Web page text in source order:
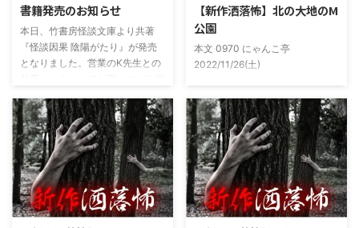
書籍発売のお知らせ
本日、竹書房怪談文庫より共著
『怪談因果 陰陽がたり』が発売
となりました。営業のK先生との
上げましたので内容の濃さ・面白
さは保証します。ぜひともご購入
くださいませ。 書影かっこいい
ですね！帯の煽り文句も最高です
(^^)v購入ページ
https://amzn.to/49NrwuE特設ペ
ージ
【新作洒落怖】北の大地のM
公園
本文 0970 にゃんこ亭
2022/11/26(土)
に言うオカルト系な話がまあまあ
好きで、最近占いとかを副業で始
めてた。今はちょっとメンタルの
状況やらで退いたけど実力試しも
かねてSNSでフォロワー相手に占
いとかしていたもんです。実力
は・・・ありがたいことに当たっ
た！ドンピシャ！と嬉しい声もあ